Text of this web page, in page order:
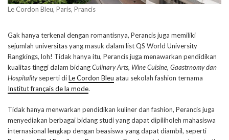
Le Cordon Bleu, Paris, Prancis
Gak hanya terkenal dengan romantisnya, Perancis juga memiliki
sejumlah universitas yang masuk dalam list QS World University
Rangkings, loh! Tidak hanya itu, Perancis juga menawarkan pendidikan
kualitas tinggi dalam bidangCulinary Arts, Wine Cuisine, Gaastrnomy dan
Hospitalityseperti diLe Cordon Bleu atau sekolah fashion ternama
Institut français de la mode.
Tidak hanya menwarkan pendidikan kuliner dan fashion, Perancis juga
menyediakan berbagai bidang studi yang dapat dipiliholeh mahasiswa
internasional lengkap dengan beasiswa yang dapat diambil, seperti